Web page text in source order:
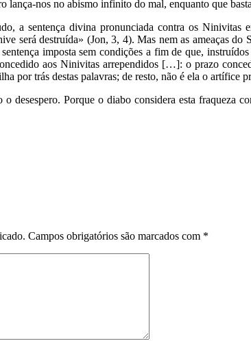
lança-nos no abismo infinito do mal, enquanto que
a sentença divina pronunciada contra os Ninivitas
será destruída» (Jon, 3, 4). Mas nem as ameaças
imposta sem condições a fim de que,
aos Ninivitas arrependidos […]: o prazo
por trás destas palavras; de resto, não é ela o artífice
desespero. Porque o diabo considera esta fraqueza
Campos obrigatórios são marcados com *